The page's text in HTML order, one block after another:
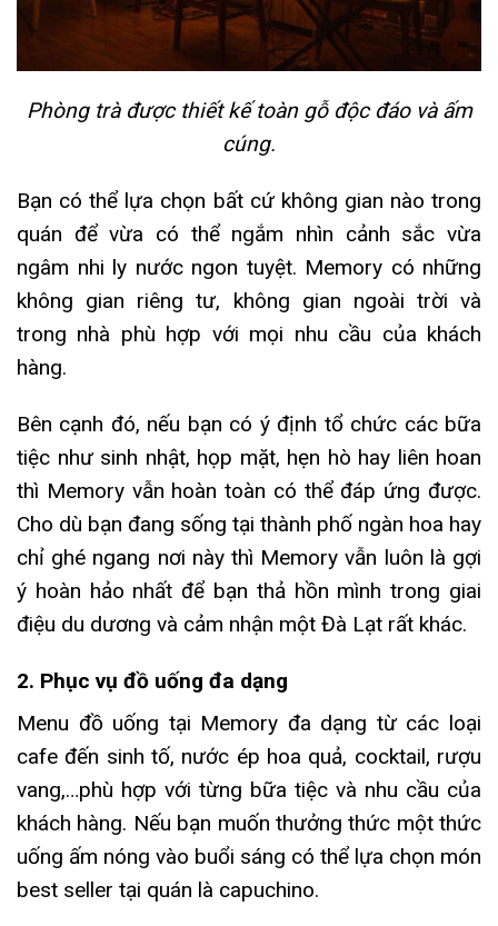
Phòng trà được thiết kế toàn gỗ độc đáo và ấm
cúng.
Bạn có thể lựa chọn bất cứ không gian nào trong
quán để vừa có thể ngắm nhìn cảnh sắc vừa
ngâm nhi ly nước ngon tuyệt. Memory có những
không gian riêng tư, không gian ngoài trời và
trong nhà phù hợp với mọi nhu cầu của khách
hàng.
Bên cạnh đó, nếu bạn có ý định tổ chức các bữa
tiệc như sinh nhật, họp mặt, hẹn hò hay liên hoan
thì Memory vẫn hoàn toàn có thể đáp ứng được.
Cho dù bạn đang sống tại thành phố ngàn hoa hay
chỉ ghé ngang nơi này thì Memory vẫn luôn là gợi
ý hoàn hảo nhất để bạn thả hồn mình trong giai
điệu du dương và cảm nhận một Đà Lạt rất khác.
2. Phục vụ đồ uống đa dạng
Menu đồ uống tại Memory đa dạng từ các loại
cafe đến sinh tố, nước ép hoa quả, cocktail, rượu
vang,…phù hợp với từng bữa tiệc và nhu cầu của
khách hàng. Nếu bạn muốn thưởng thức một thức
uống ấm nóng vào buổi sáng có thể lựa chọn món
best seller tại quán là capuchino.